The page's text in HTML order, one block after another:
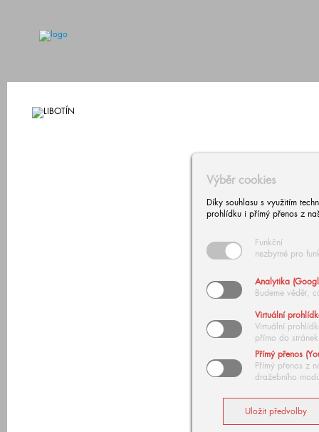
Výběr cookies
Díky souhlasu s využitím
prohlídku i přímý přenos z
Funkční
nezbytné pro
Analytika
Budeme vědět,
Virtuální
Virtuální
přímo do stránek
Přímý přenos
Přímý přenos z
dražebního